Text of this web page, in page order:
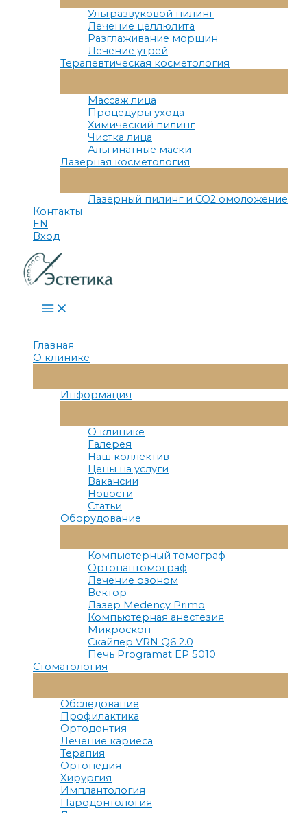
Меню
Ультразвуковой пилинг
Лечение целлюлита
Разглаживание морщин
Лечение угрей
Терапевтическая косметология
Меню
Массаж лица
Процедуры ухода
Химический пилинг
Чистка лица
Альгинатные маски
Лазерная косметология
Меню
Лазерный пилинг и СО2 омоложение
Контакты
EN
Вход
Main
Menu
Главная
О клинике
Меню
Информация
Меню
О клинике
Галерея
Наш коллектив
Цены на услуги
Вакансии
Новости
Статьи
Оборудование
Меню
Компьютерный томограф
Ортопантомограф
Лечение озоном
Вектор
Лазер Medency Primo
Компьютерная анестезия
Микроскоп
Скайлер VRN Q6 2.0
Печь Programat EP 5010
Стоматология
Меню
Обследование
Профилактика
Ортодонтия
Лечение кариеса
Терапия
Ортопедия
Хирургия
Имплантология
Пародонтология